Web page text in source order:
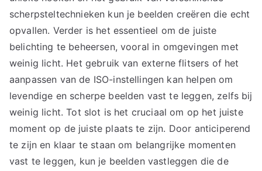
scherpsteltechnieken kun je beelden creëren die echt
opvallen. Verder is het essentieel om de juiste
belichting te beheersen, vooral in omgevingen met
weinig licht. Het gebruik van externe flitsers of het
aanpassen van de ISO-instellingen kan helpen om
levendige en scherpe beelden vast te leggen, zelfs bij
weinig licht. Tot slot is het cruciaal om op het juiste
moment op de juiste plaats te zijn. Door anticiperend
te zijn en klaar te staan om belangrijke momenten
vast te leggen, kun je beelden vastleggen die de